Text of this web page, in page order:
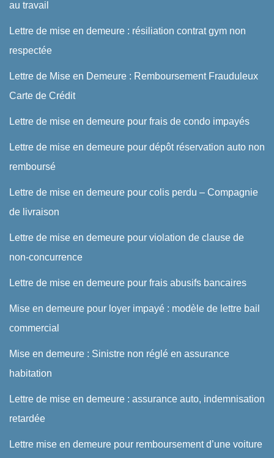
au travail
Lettre de mise en demeure : résiliation contrat gym non
respectée
Lettre de Mise en Demeure : Remboursement Frauduleux
Carte de Crédit
Lettre de mise en demeure pour frais de condo impayés
Lettre de mise en demeure pour dépôt réservation auto non
remboursé
Lettre de mise en demeure pour colis perdu – Compagnie
de livraison
Lettre de mise en demeure pour violation de clause de
non-concurrence
Lettre de mise en demeure pour frais abusifs bancaires
Mise en demeure pour loyer impayé : modèle de lettre bail
commercial
Mise en demeure : Sinistre non réglé en assurance
habitation
Lettre de mise en demeure : assurance auto, indemnisation
retardée
Lettre mise en demeure pour remboursement d’une voiture